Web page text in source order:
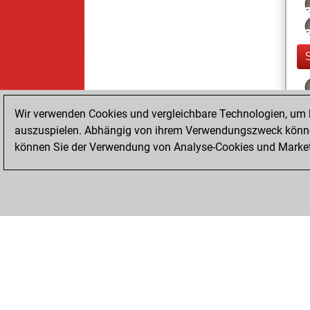
Wir verwenden Cookies und vergleichbare Technologien,
auszuspielen. Abhängig von ihrem Verwendungszweck
können Sie der Verwendung von Analyse-Cookies und